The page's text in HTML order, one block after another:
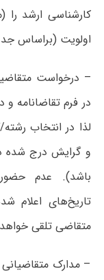
کارشناسی ارشد را
اولویت (براساس
– درخواست
در فرم تقاضانامه و
لذا در انتخاب
و گرایش درج شده
باشد). عدم
تاریخ‌های اعلام
متقاضی تلقی
– مدارک متقاضیانی